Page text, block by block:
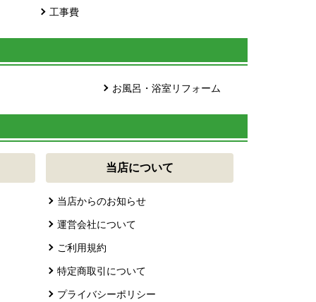
工事費
お風呂・浴室リフォーム
当店について
当店からのお知らせ
運営会社について
ご利用規約
特定商取引について
プライバシーポリシー